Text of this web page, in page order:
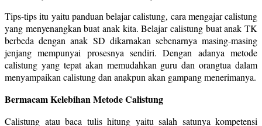
Tips-tips itu yaitu panduan belajar calistung, cara mengajar calistung
yang menyenangkan buat anak kita. Belajar calistung buat anak TK
berbeda dengan anak SD dikarnakan sebenarnya masing-masing
jenjang mempunyai prosesnya sendiri. Dengan adanya metode
calistung yang tepat akan memudahkan guru dan orangtua dalam
menyampaikan calistung dan anakpun akan gampang menerimanya.
Bermacam Kelebihan Metode Calistung
Calistung atau baca tulis hitung yaitu salah satunya kompetensi